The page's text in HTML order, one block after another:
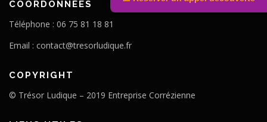
COORDONNÉES
Téléphone : 06 75 81 18 81
Email : contact@tresorludique.fr
COPYRIGHT
© Trésor Ludique – 2019 Entreprise Corrézienne